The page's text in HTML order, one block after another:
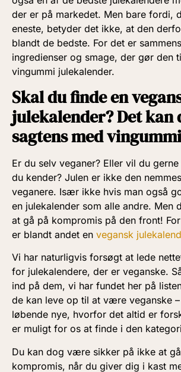
der er på markedet. Men bare fordi,
eneste, betyder det ikke, at den
blandt de bedste. For det er
ingredienser og smage, der gør den
vingummi julekalender.
Skal du finde en
julekalender? Det kan
sagtens med vingummi
Er du selv veganer? Eller vil du
du kender? Julen er ikke den
veganere. Især ikke hvis man også
en julekalender som alle andre. Men
at gå på kompromis på den front!
er blandt andet en vegansk
Vi har naturligvis forsøgt at lede
for julekalendere, der er veganske.
ind på dem, vi har fundet her på
de kan leve op til at være veganske
løbende nye, hvorfor det altid er
er muligt for os at finde i den
Du kan dog være sikker på ikke at
kompromis, når du giver dig i kast